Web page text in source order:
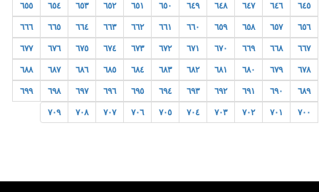
٦٤٥ ٦٤٦ ٦٤٧ ٦٤٨ ٦٤٩ ٦٥٠ ٦٥١ ٦٥٢ ٦٥٣ ٦٥٤ ٦٥٥
٦٥٦ ٦٥٧ ٦٥٨ ٦٥٩ ٦٦٠ ٦٦١ ٦٦٢ ٦٦٣ ٦٦٤ ٦٦٥ ٦٦٦
٦٦٧ ٦٦٨ ٦٦٩ ٦٧٠ ٦٧١ ٦٧٢ ٦٧٣ ٦٧٤ ٦٧٥ ٦٧٦ ٦٧٧
٦٧٨ ٦٧٩ ٦٨٠ ٦٨١ ٦٨٢ ٦٨٣ ٦٨٤ ٦٨٥ ٦٨٦ ٦٨٧ ٦٨٨
٦٨٩ ٦٩٠ ٦٩١ ٦٩٢ ٦٩٣ ٦٩٤ ٦٩٥ ٦٩٦ ٦٩٧ ٦٩٨ ٦٩٩
٧٠٠ ٧٠١ ٧٠٢ ٧٠٣ ٧٠٤ ٧٠٥ ٧٠٦ ٧٠٧ ٧٠٨ ٧٠٩